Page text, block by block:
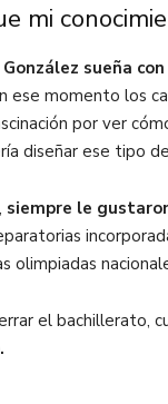
mi
sueña
ese momento los
por ver
diseñar ese tipo
siempre le
olimpiadas
el bachillerato,